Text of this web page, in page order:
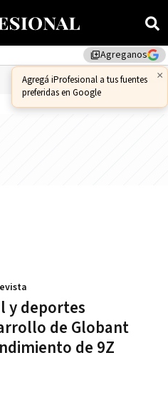
library_addAgreganos
×
Agregá iProfesional a tus fuentes
preferidas en Google
DÓLAR CCL1.09%$1,576.54
y deportes
de Globant
de 9Z